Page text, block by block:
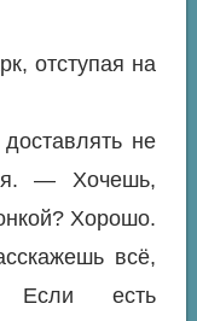
отступая на
не
я. — Хочешь,
Хорошо.
всё,
есть